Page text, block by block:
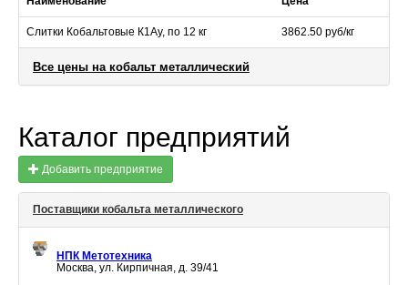
Слитки Кобальтовые К1Ау, по 12 кг 3862.50 руб/кг
Все цены на кобальт металлический
Каталог предприятий
Добавить предприятие
Поставщики кобальта металлического
НПК Метотехника
Москва, ул. Кирпичная, д. 39/41